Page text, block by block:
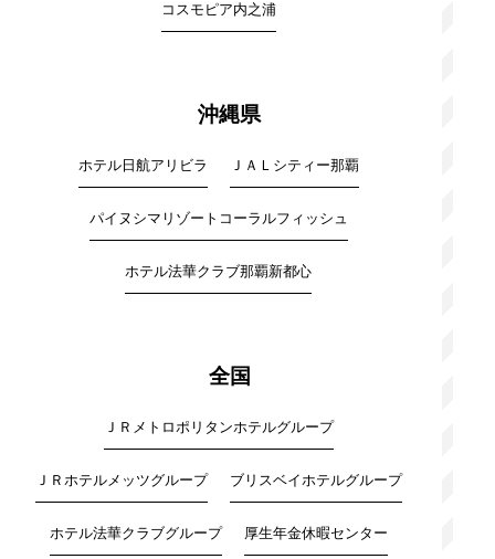
コスモピア内之浦
沖縄県
ホテル日航アリビラ ＪＡＬシティー那覇
パイヌシマリゾートコーラルフィッシュ
ホテル法華クラブ那覇新都心
全国
ＪＲメトロポリタンホテルグループ
ＪＲホテルメッツグループ ブリスベイホテルグループ
ホテル法華クラブグループ 厚生年金休暇センター